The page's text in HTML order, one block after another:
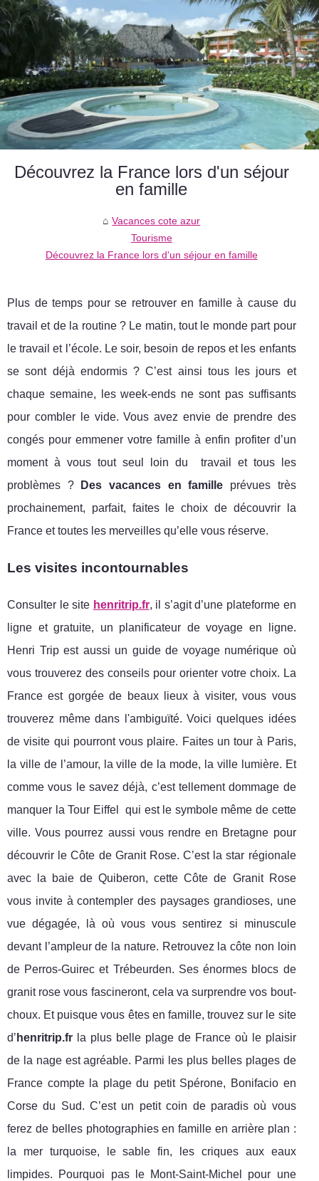
Découvrez la France lors d'un séjour
en famille
Vacances cote azur
Tourisme
Découvrez la France lors d'un séjour en famille
Plus de temps pour se retrouver en famille à cause du
travail et de la routine ? Le matin, tout le monde part pour
le travail et l’école. Le soir, besoin de repos et les enfants
se sont déjà endormis ? C’est ainsi tous les jours et
chaque semaine, les week-ends ne sont pas suffisants
pour combler le vide. Vous avez envie de prendre des
congés pour emmener votre famille à enfin profiter d’un
moment à vous tout seul loin du travail et tous les
problèmes ?
Des vacances en famille prévues très
prochainement, parfait, faites le choix de découvrir la
France et toutes les merveilles qu’elle vous réserve.
Les visites incontournables
Consulter le site henritrip.fr, il s’agit d’une plateforme en
ligne et gratuite, un planificateur de voyage en ligne.
Henri Trip est aussi un guide de voyage numérique où
vous trouverez des conseils pour orienter votre choix. La
France est gorgée de beaux lieux à visiter, vous vous
trouverez même dans l'ambiguïté. Voici quelques idées
de visite qui pourront vous plaire. Faites un tour à Paris,
la ville de l’amour, la ville de la mode, la ville lumière. Et
comme vous le savez déjà, c’est tellement dommage de
manquer la Tour Eiffel qui est le symbole même de cette
ville. Vous pourrez aussi vous rendre en Bretagne pour
découvrir le Côte de Granit Rose. C’est la star régionale
avec la baie de Quiberon, cette Côte de Granit Rose
vous invite à contempler des paysages grandioses, une
vue dégagée, là où vous vous sentirez si minuscule
devant l’ampleur de la nature. Retrouvez la côte non loin
de Perros-Guirec et Trébeurden. Ses énormes blocs de
granit rose vous fascineront, cela va surprendre vos bout-
choux. Et puisque vous êtes en famille, trouvez sur le site
d’ henritrip.fr la plus belle plage de France où le plaisir
de la nage est agréable. Parmi les plus belles plages de
France compte la plage du petit Spérone, Bonifacio en
Corse du Sud. C’est un petit coin de paradis où vous
ferez de belles photographies en famille en arrière plan :
la mer turquoise, le sable fin, les criques aux eaux
limpides. Pourquoi pas le Mont-Saint-Michel pour une